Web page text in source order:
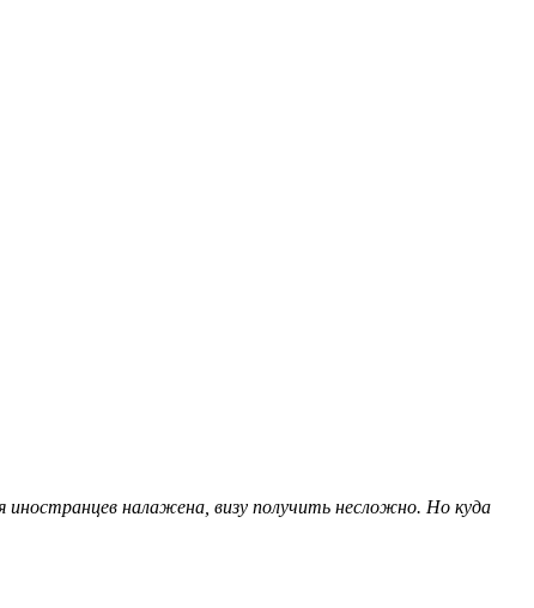
налажена, визу получить несложно. Но куда